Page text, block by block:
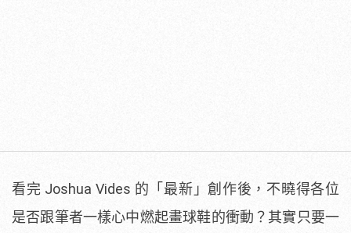
看完 Joshua Vides 的「最新」創作後，不曉得各位
是否跟筆者一樣心中燃起畫球鞋的衝動？其實只要一